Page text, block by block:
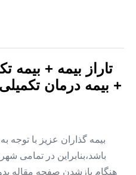
تاراز بیمه + بیمه
+ بیمه درمان
بیمه گذاران عزیز با توجه
باشد،بنابراین در تمامی
هنگام بازشدن صفحه مقاله